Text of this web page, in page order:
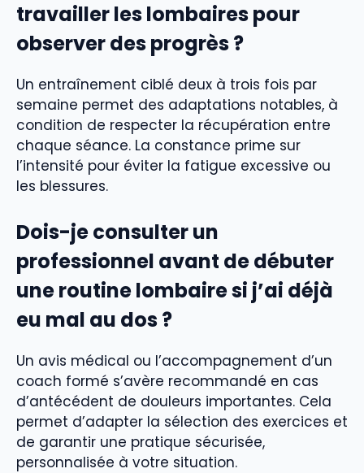
travailler les lombaires pour
observer des progrès ?
Un entraînement ciblé deux à trois fois par
semaine permet des adaptations notables, à
condition de respecter la récupération entre
chaque séance. La constance prime sur
l’intensité pour éviter la fatigue excessive ou
les blessures.
Dois-je consulter un
professionnel avant de débuter
une routine lombaire si j’ai déjà
eu mal au dos ?
Un avis médical ou l’accompagnement d’un
coach formé s’avère recommandé en cas
d’antécédent de douleurs importantes. Cela
permet d’adapter la sélection des exercices et
de garantir une pratique sécurisée,
personnalisée à votre situation.